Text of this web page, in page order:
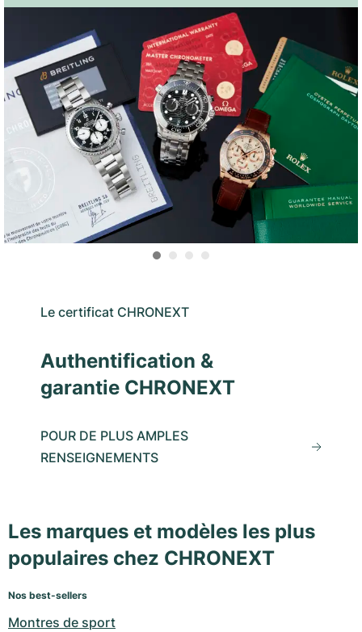
Le certificat CHRONEXT
Authentification &
garantie CHRONEXT
POUR DE PLUS AMPLES
RENSEIGNEMENTS
Les marques et modèles les plus
populaires chez CHRONEXT
Nos best-sellers
Montres de sport